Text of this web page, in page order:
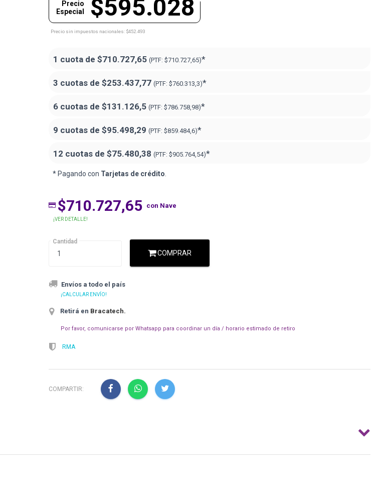
$595.028
Precio
Especial
Precio sin impuestos nacionales: $452.493
1 cuota de $710.727,65 (PTF: $710.727,65)*
3 cuotas de $253.437,77 (PTF: $760.313,3)*
6 cuotas de $131.126,5 (PTF: $786.758,98)*
9 cuotas de $95.498,29 (PTF: $859.484,6)*
12 cuotas de $75.480,38 (PTF: $905.764,54)*
* Pagando con Tarjetas de crédito
$710.727,65 con Nave
¡VER DETALLE!
Cantidad
COMPRAR
Envíos a todo el país
¡CALCULAR ENVÍO!
Retirá en Bracatech.
Por favor, comunicarse por Whatsapp para coordinar un día / horario estimado de retiro
RMA
COMPARTIR: